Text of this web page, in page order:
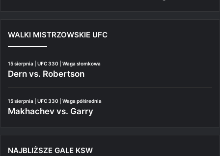
WALKI MISTRZOWSKIE UFC
15 sierpnia | UFC 330 | Waga słomkowa
Dern vs. Robertson
15 sierpnia | UFC 330 | Waga półśrednia
Makhachev vs. Garry
NAJBLIŻSZE GALE KSW